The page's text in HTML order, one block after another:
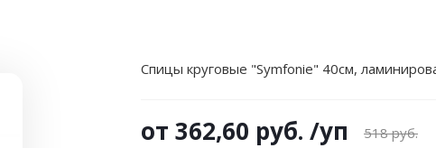
Спицы круговые "Symfonie" 40см,
от 362,60 руб. /уп 518 руб.